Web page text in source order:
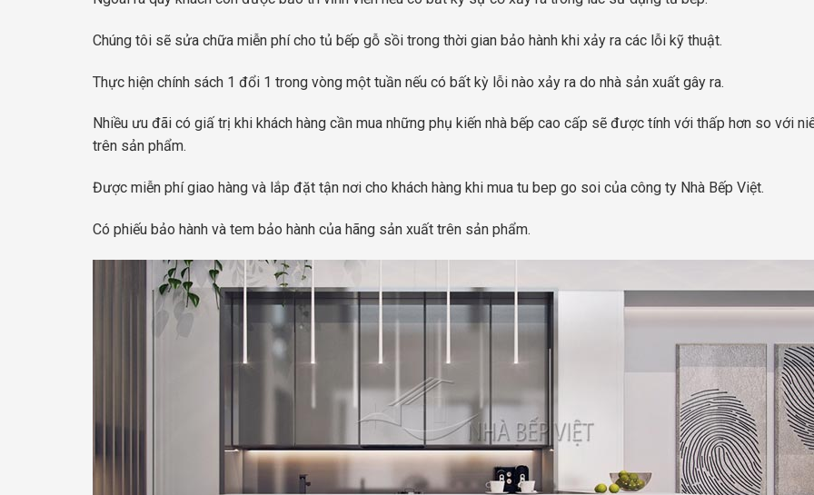
Chúng tôi sẽ sửa chữa miễn phí cho tủ bếp gỗ sồi trong thời gian bảo hành khi xảy ra các lỗi kỹ thuật.
Thực hiện chính sách 1 đổi 1 trong vòng một tuần nếu có bất kỳ lỗi nào xảy ra do nhà sản xuất gây ra.
Nhiều ưu đãi có giấ trị khi khách hàng cần mua những phụ kiến nhà bếp cao cấp sẽ được tính với thấp hơn so với
trên sản phẩm.
Được miễn phí giao hàng và lắp đặt tận nơi cho khách hàng khi mua tu bep go soi của công ty Nhà Bếp Việt.
Có phiếu bảo hành và tem bảo hành của hãng sản xuất trên sản phẩm.